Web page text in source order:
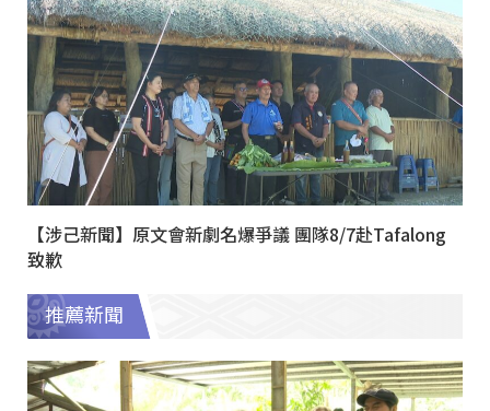
【涉己新聞】原文會新劇名爆爭議 團隊8/7赴Tafalong
致歉
推薦新聞